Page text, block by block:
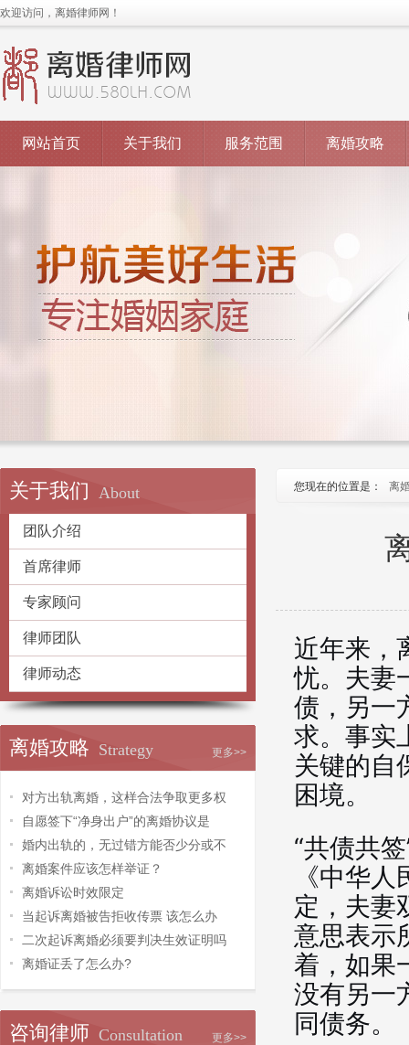
欢迎访问，离婚律师网！
网站首页 关于我们 服务范围 离婚攻略
关于我们 About
团队介绍
首席律师
专家顾问
律师团队
律师动态
离婚攻略 Strategy 更多>>
对方出轨离婚，这样合法争取更多权
自愿签下“净身出户”的离婚协议是
婚内出轨的，无过错方能否少分或不
离婚案件应该怎样举证？
离婚诉讼时效限定
当起诉离婚被告拒收传票 该怎么办
二次起诉离婚必须要判决生效证明吗
离婚证丢了怎么办?
咨询律师 Consultation 更多>>
您现在的位置是： 离
近年来，
忧。夫妻
债，另一
求。事实
关键的自
困境。
“共债共
《中华
定，夫妻
意思表示
着，如果
没有另一
同债务。